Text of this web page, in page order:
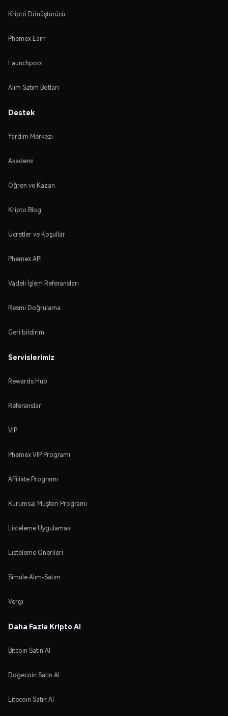
Kripto Dönüştürücü
Phemex Earn
Launchpool
Alım Satım Botları
Destek
Yardım Merkezi
Akademi
Öğren ve Kazan
Kripto Blog
Ücretler ve Koşullar
Phemex API
Vadeli İşlem Referansları
Resmi Doğrulama
Geri bildirim
Servislerimiz
Rewards Hub
Referanslar
VIP
Phemex VIP Programı
Affiliate Programı
Kurumsal Müşteri Programı
Listeleme Uygulaması
Listeleme Önerileri
Simüle Alım-Satım
Vergi
Daha Fazla Kripto Al
Bitcoin Satın Al
Dogecoin Satın Al
Litecoin Satın Al